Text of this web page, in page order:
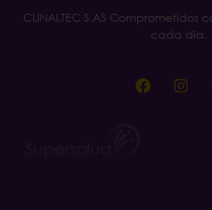
CLINALTEC S.AS Comprometidos
cada día.